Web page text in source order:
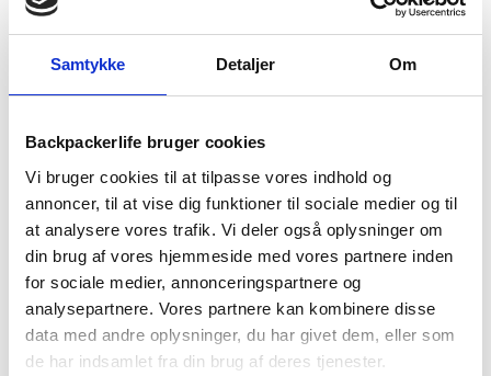
Samtykke Detaljer Om
Backpackerlife bruger cookies
Vi bruger cookies til at tilpasse vores indhold og
annoncer, til at vise dig funktioner til sociale medier og til
at analysere vores trafik. Vi deler også oplysninger om
din brug af vores hjemmeside med vores partnere inden
for sociale medier, annonceringspartnere og
analysepartnere. Vores partnere kan kombinere disse
data med andre oplysninger, du har givet dem, eller som
de har indsamlet fra din brug af deres tjenester.
pris
var:
pris
Nyeste artikler
Roskilde festival pakkeliste 2026 – Alt du bør
18. juni 2026
Guide til Grøn Koncert 2026: Alt du skal vide –
inkl. pakkeliste
26. marts 2026
Backpacking i 2026: 10 destinationer du ikke må
gå glip af
23. december 2025
Via Ferrata – Alt du skal vide om den populære